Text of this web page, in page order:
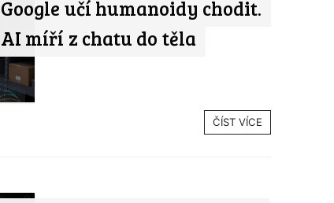
Google učí humanoidy chodit.
AI míří z chatu do těla
ČÍST VÍCE